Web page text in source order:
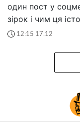
один пост у
зірок і чим ця
12:15 17.12